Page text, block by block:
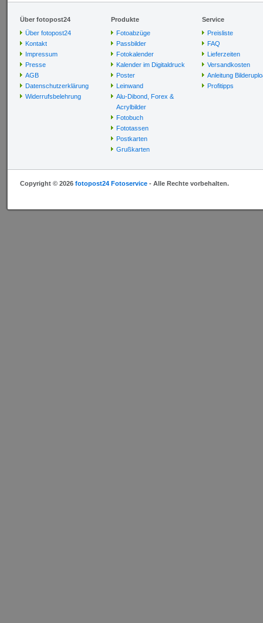
Über fotopost24
Über fotopost24
Kontakt
Impressum
Presse
AGB
Datenschutzerklärung
Widerrufsbelehrung
Produkte
Fotoabzüge
Passbilder
Fotokalender
Kalender im Digitaldruck
Poster
Leinwand
Alu-Dibond, Forex &
Acrylbilder
Fotobuch
Fototassen
Postkarten
Grußkarten
Service
Preisliste
FAQ
Lieferzeiten
Versandkosten
Anleitung
Profitipps
Copyright © 2026 fotopost24 Fotoservice - Alle Rechte vorbehalten.